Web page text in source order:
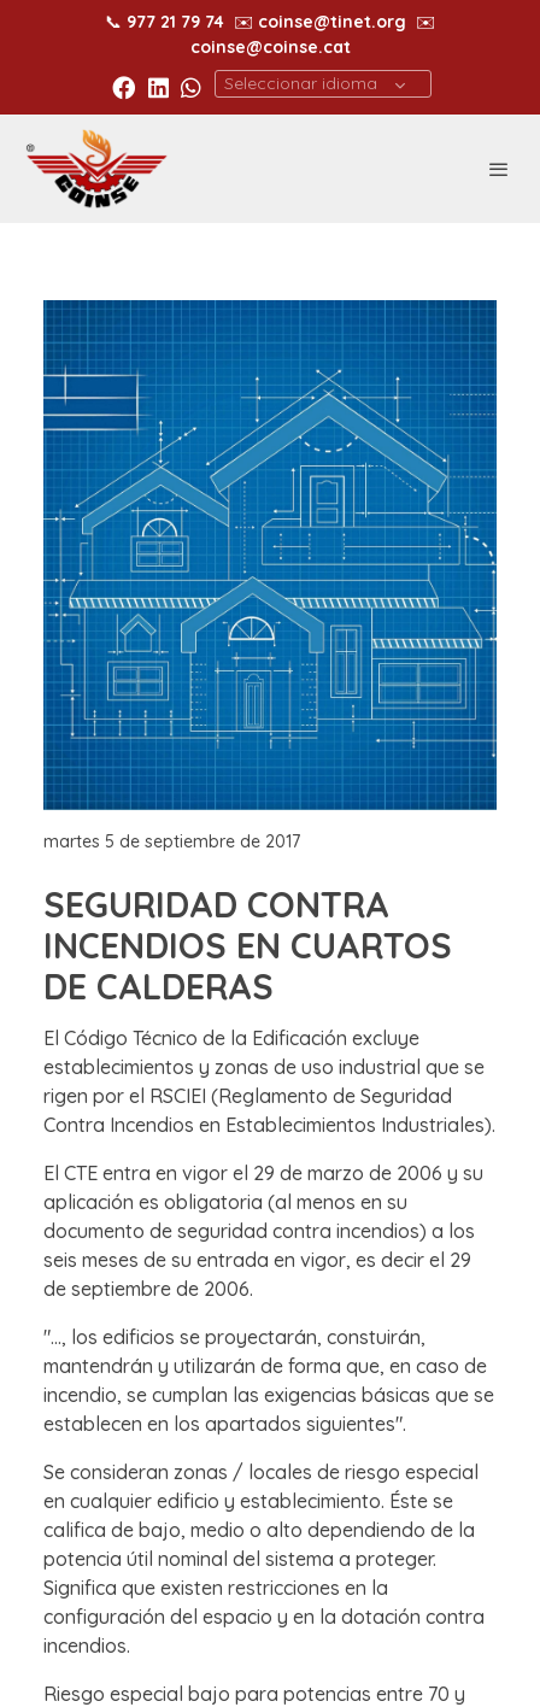
📞 977 21 79 74 ✉️ coinse@tinet.org ✉️
coinse@coinse.cat
Seleccionar idioma
martes 5 de septiembre de 2017
SEGURIDAD CONTRA
INCENDIOS EN CUARTOS
DE CALDERAS
El Código Técnico de la Edificación excluye
establecimientos y zonas de uso industrial que se
rigen por el RSCIEI (Reglamento de Seguridad
Contra Incendios en Establecimientos Industriales).
El CTE entra en vigor el 29 de marzo de 2006 y su
aplicación es obligatoria (al menos en su
documento de seguridad contra incendios) a los
seis meses de su entrada en vigor, es decir el 29
de septiembre de 2006.
"..., los edificios se proyectarán, constuirán,
mantendrán y utilizarán de forma que, en caso de
incendio, se cumplan las exigencias básicas que se
establecen en los apartados siguientes".
Se consideran zonas / locales de riesgo especial
en cualquier edificio y establecimiento. Éste se
califica de bajo, medio o alto dependiendo de la
potencia útil nominal del sistema a proteger.
Significa que existen restricciones en la
configuración del espacio y en la dotación contra
incendios.
Riesgo especial bajo para potencias entre 70 y